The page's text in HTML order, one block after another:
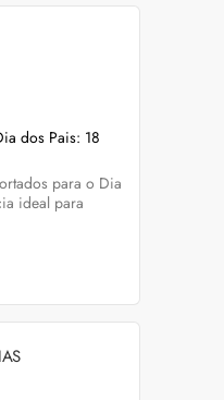
dos Pais: 18
para o Dia
ideal para